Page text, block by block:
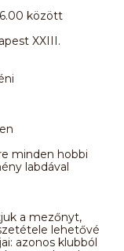
között
XXIII.
minden hobbi
labdával
a mezőnyt,
lehetővé
azonos klubból